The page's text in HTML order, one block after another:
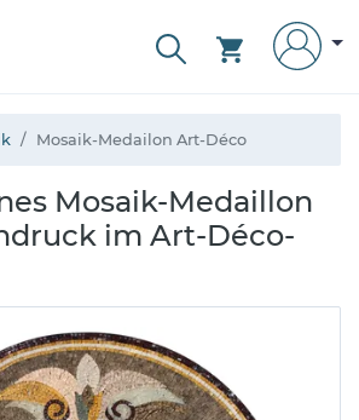
Mosaik-Medailon Art-Déco
Mosaik-Medaillon
im Art-Déco-